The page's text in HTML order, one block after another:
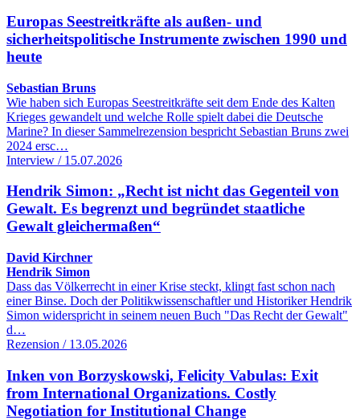
Europas Seestreitkräfte als außen- und
sicherheitspolitische Instrumente zwischen 1990 und
heute
Sebastian Bruns
Wie haben sich Europas Seestreitkräfte seit dem Ende des Kalten
Krieges gewandelt und welche Rolle spielt dabei die Deutsche
Marine? In dieser Sammelrezension bespricht Sebastian Bruns zwei
2024 ersc…
Interview / 15.07.2026
Hendrik Simon: „Recht ist nicht das Gegenteil von
Gewalt. Es begrenzt und begründet staatliche
Gewalt gleichermaßen“
David Kirchner
Hendrik Simon
Dass das Völkerrecht in einer Krise steckt, klingt fast schon nach
einer Binse. Doch der Politikwissenschaftler und Historiker Hendrik
Simon widerspricht in seinem neuen Buch "Das Recht der Gewalt"
d…
Rezension / 13.05.2026
Inken von Borzyskowski, Felicity Vabulas: Exit
from International Organizations. Costly
Negotiation for Institutional Change